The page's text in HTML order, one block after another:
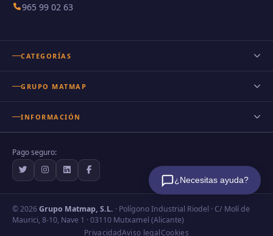
965 99 02 63
CATEGORÍAS
Postes de madera redondos
Postes para cercados
Postes para vallas
GRUPO MATMAP
INFORMACIÓN
Sobre nosotros
Envío y devoluciones
Términos y condiciones
Condiciones de contratación
Pago seguro:
© 2026Grupo Matmap, S.L. · Polígono Industrial Riodel · C/ Molí de
Maurici, 8-10, Nave 1 · 03110 Mutxamel (Alicante)
PrivacidadAviso legalCookies
¿Necesitas ayuda?